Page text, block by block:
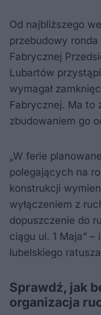
Od najbliższego
przebudowy ronda
Fabrycznej
Lubartów
wymagał
Fabrycznej. Ma to
zbudowaniem go
„W ferie
polegających na
konstrukcji
wyłączeniem z
dopuszczenie do
ciągu ul. 1 Maja”
lubelskiego
Sprawdź, jak
organizacja